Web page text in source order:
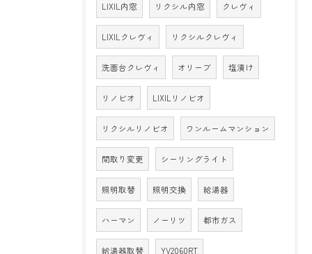
LIXIL内窓 リクシル内窓 クレヴィ
LIXILクレヴィ リクシルクレヴィ
洗面台クレヴィ オリーブ 塩漬け
リノビオ LIXILリノビオ
リクシルリノビオ ワンルームマンション
間取り変更 シーリングライト
照明取替 照明交換 給湯器
ハーマン ノーリツ 都市ガス
給湯器取替 YV2060RT